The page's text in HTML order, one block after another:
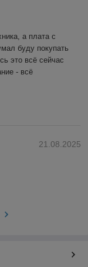
а плата с
буду покупать
это всё сейчас
- всё
21.08.2025